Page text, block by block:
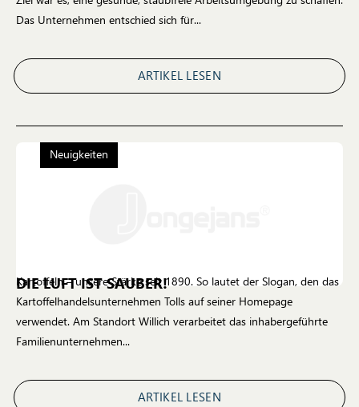
Das Unternehmen entschied sich für...
ARTIKEL LESEN
Neuigkeiten
DIE LUFT IST SAUBER!
Kartoffeln – unsere Stärke seit 1890. So lautet der Slogan, den das
Kartoffelhandelsunternehmen Tolls auf seiner Homepage
verwendet. Am Standort Willich verarbeitet das inhabergeführte
Familienunternehmen...
ARTIKEL LESEN